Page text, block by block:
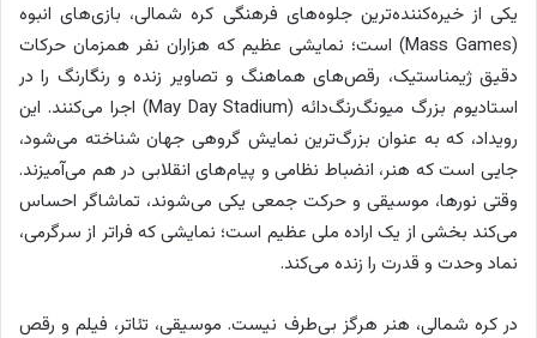
یکی از خیره‌کننده‌ترین جلوه‌های فرهنگی کره شمالی، بازی‌های انبوه
(Mass Games) است؛ نمایشی عظیم که هزاران نفر همزمان حرکات
دقیق ژیمناستیک، رقص‌های هماهنگ و تصاویر زنده و رنگارنگ را در
استادیوم بزرگ میونگ‌رنگ‌دائه (May Day Stadium) اجرا می‌کنند. این
رویداد، که به عنوان بزرگ‌ترین نمایش گروهی جهان شناخته می‌شود،
جایی است که هنر، انضباط نظامی و پیام‌های انقلابی در هم می‌آمیزند.
وقتی نورها، موسیقی و حرکت جمعی یکی می‌شوند، تماشاگر احساس
می‌کند بخشی از یک اراده ملی عظیم است؛ نمایشی که فراتر از سرگرمی،
نماد وحدت و قدرت را زنده می‌کند.
در کره شمالی، هنر هرگز بی‌طرف نیست. موسیقی، تئاتر، فیلم و رقص